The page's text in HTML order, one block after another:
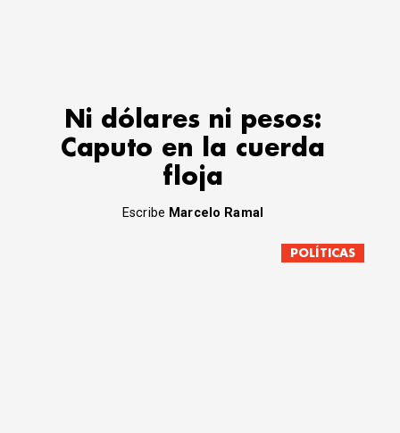
Ni dólares ni pesos:
Caputo en la cuerda
floja
Escribe Marcelo Ramal
POLÍTICAS